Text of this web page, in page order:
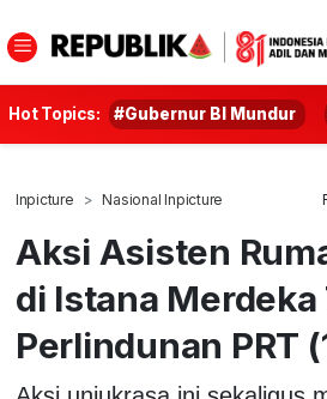
Hot Topics: #Gubernur BI Mundur
Inpicture Nasional Inpicture
Aksi Asisten
di Istana
Perlindunan PRT